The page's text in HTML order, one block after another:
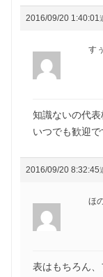
2016/09/20 1:40:01
す
知識ないの代
いつでも歓迎
2016/09/20 8:32:45
ほ
表はもちろん